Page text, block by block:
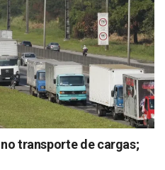
transporte de cargas;